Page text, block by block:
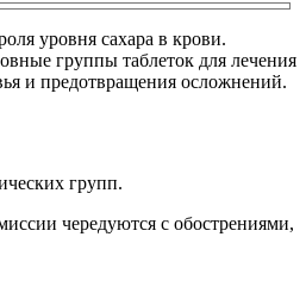
уровня сахара в крови.
группы таблеток для лечения
и предотвращения осложнений.
групп.
чередуются с обострениями,